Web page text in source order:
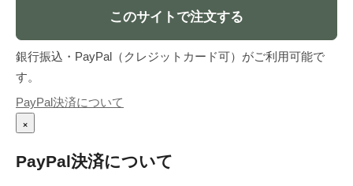
このサイトで注文する
銀行振込・PayPal（クレジットカード可）がご利用可能で
す。
PayPal決済について
×
PayPal決済について